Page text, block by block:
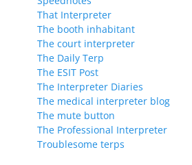
That Interpreter
The booth inhabitant
The court interpreter
The Daily Terp
The ESIT Post
The Interpreter Diaries
The medical interpreter blog
The mute button
The Professional Interpreter
Troublesome terps